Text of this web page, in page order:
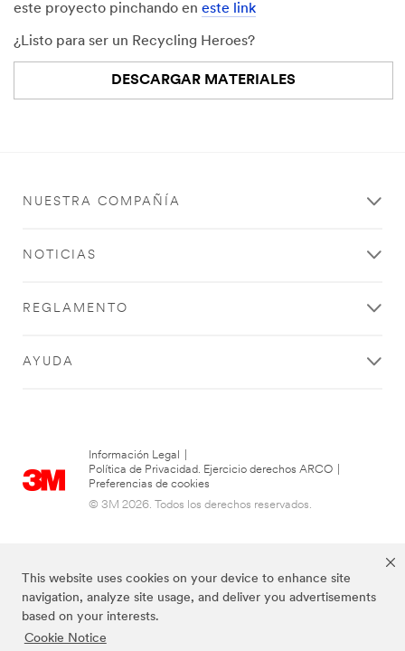
This website uses cookies on your device to enhance site
navigation, analyze site usage, and deliver you advertisements
based on your interests.
Cookie Notice
este proyecto pinchando en este link
¿Listo para ser un Recycling Heroes?
DESCARGAR MATERIALES
NUESTRA COMPAÑÍA
NOTICIAS
REGLAMENTO
AYUDA
Información Legal
Política de Privacidad. Ejercicio derechos ARCO
Preferencias de cookies
© 3M 2026. Todos los derechos reservados.